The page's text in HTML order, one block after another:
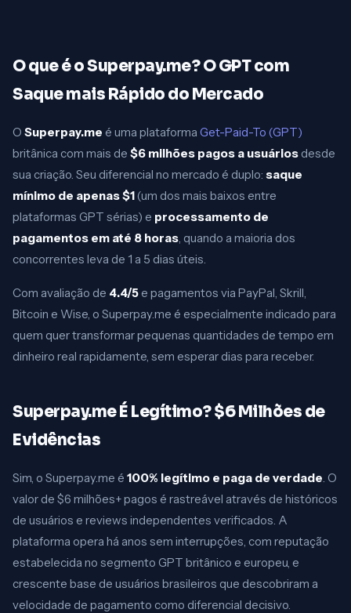
O que é o Superpay.me? O GPT com
Saque mais Rápido do Mercado
O Superpay.me é uma plataforma Get-Paid-To (GPT)
britânica com mais de $6 milhões pagos a usuários desde
sua criação. Seu diferencial no mercado é duplo: saque
mínimo de apenas $1(um dos mais baixos entre
plataformas GPT sérias) e processamento de
pagamentos em até 8 horas, quando a maioria dos
concorrentes leva de 1 a 5 dias úteis.
Com avaliação de 4.4/5 e pagamentos via PayPal, Skrill,
Bitcoin e Wise, o Superpay.me é especialmente indicado para
quem quer transformar pequenas quantidades de tempo em
dinheiro real rapidamente, sem esperar dias para receber.
Superpay.me É Legítimo? $6 Milhões de
Evidências
Sim, o Superpay.me é 100% legítimo e paga de verdade. O
valor de $6 milhões+ pagos é rastreável através de históricos
de usuários e reviews independentes verificados. A
plataforma opera há anos sem interrupções, com reputação
estabelecida no segmento GPT britânico e europeu, e
crescente base de usuários brasileiros que descobriram a
velocidade de pagamento como diferencial decisivo.